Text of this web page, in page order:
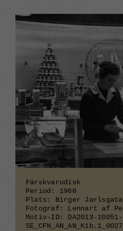
Färskvarudisk
Period: 1968
Plats: Birger
Fotograf: Lennart af
Motiv-ID: DA2013-10051-